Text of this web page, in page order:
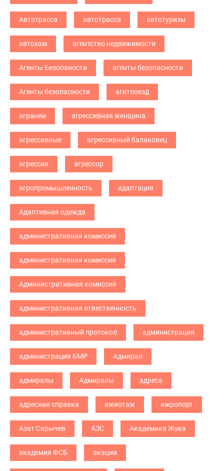
Автотрасса автотрасса автотуризм
автохам агентство недвижимости
Агенты Безопаности агенты безопасности
Агенты безопасности агитпоезд
агрании агрессивная женщина
агрессивные агрессивный балаковец
агрессия агрессор
агропромышленность адаптация
Адаптивная одежда
административная комиссии
административная комиссия
Административная комиссия
административная отвественность
административный протокол администрация
администрация БМР Адмирал
адмиралы Адмиралы адреса
адресная справка ажиотаж ажропорт
Азат Сарычев АЗС Академика Жука
академия ФСБ акации